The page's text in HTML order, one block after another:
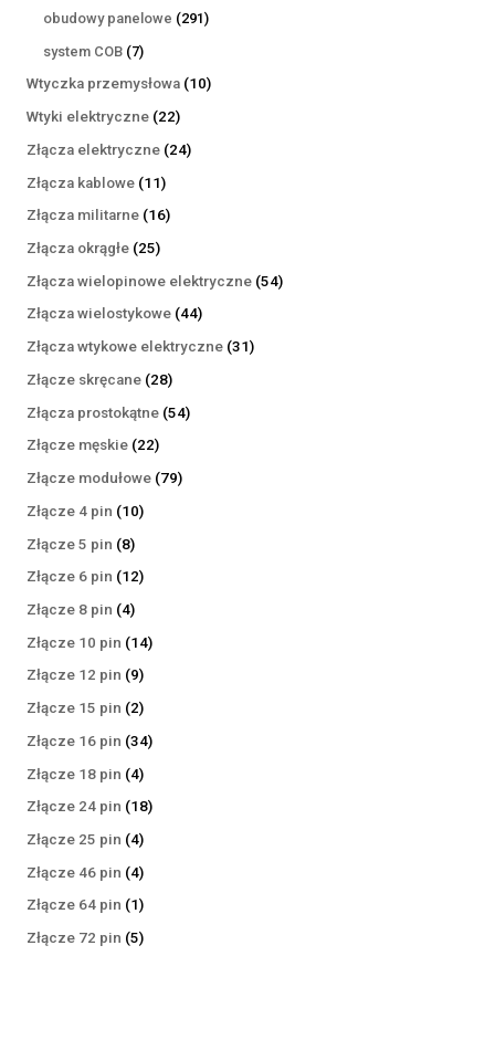
produkty
obudowy panelowe 291291
system COB 77
produktów
Wtyczka przemysłowa 1010
Wtyki elektryczne 2222
produkty
Złącza elektryczne 2424
Złącza kablowe 1111
produktów
Złącza militarne 1616
Złącza okrągłe 2525
produktów
Złącza wielopinowe elektryczne 5454
Złącza wielostykowe 4444
produkty
Złącza wtykowe elektryczne 3131
Złącze skręcane 2828
produktów
Złącza prostokątne 5454
Złącze męskie 2222
produkty
Złącze modułowe 7979
Złącze 4 pin 1010
Złącze 5 pin 88
produktów
Złącze 6 pin 1212
Złącze 8 pin 44
produkty
Złącze 10 pin 1414
Złącze 12 pin 99
produktów
Złącze 15 pin 22
produkty
Złącze 16 pin 3434
Złącze 18 pin 44
produkty
Złącze 24 pin 1818
Złącze 25 pin 44
produkty
Złącze 46 pin 44
produkty
Złącze 64 pin 11
produkt
Złącze 72 pin 55